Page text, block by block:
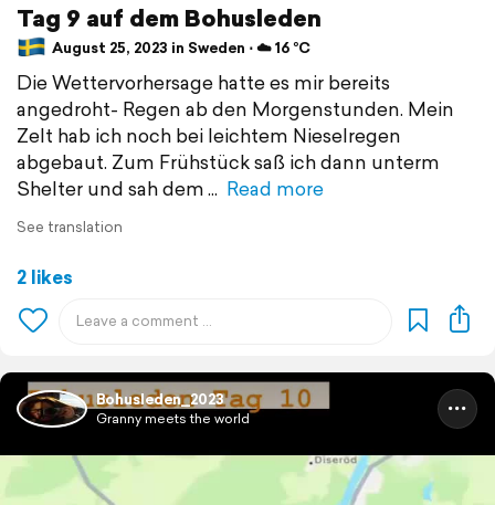
Tag 9 auf dem Bohusleden
August 25, 2023 in Sweden ⋅ ☁️ 16 °C
Die Wettervorhersage hatte es mir bereits
angedroht- Regen ab den Morgenstunden. Mein
Zelt hab ich noch bei leichtem Nieselregen
abgebaut. Zum Frühstück saß ich dann unterm
Shelter und sah dem
Read more
See translation
2 likes
Bohusleden_2023
Granny meets the world